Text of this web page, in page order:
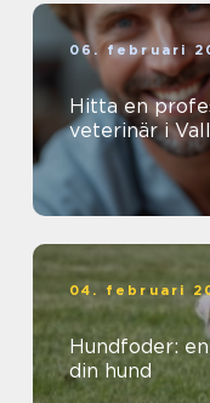
06. februari
Hitta en
veterinär i
04. februari
Hundfoder:
din hund